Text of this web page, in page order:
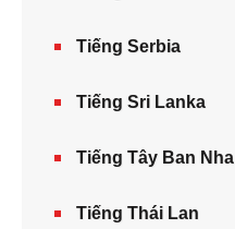
Tiếng Serbia
Tiếng Sri Lanka
Tiếng Tây Ban Nha
Tiếng Thái Lan